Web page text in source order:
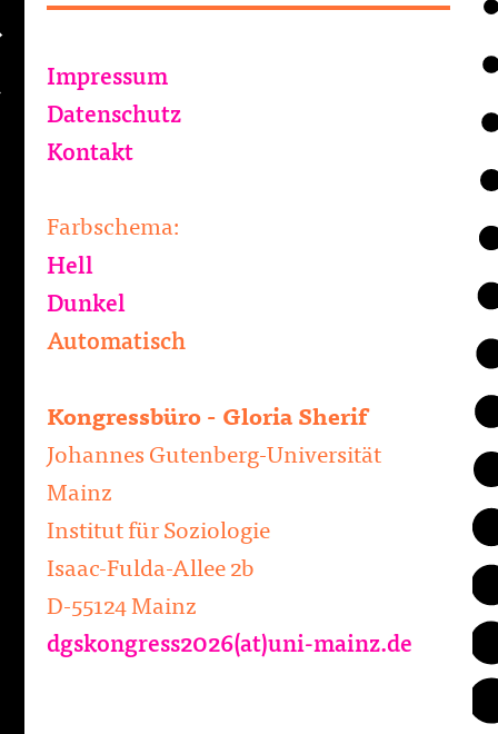
Impressum
Datenschutz
Kontakt
Farbschema:
Hell
Dunkel
Automatisch
Kongressbüro - Gloria Sherif
Johannes Gutenberg-Universität
Mainz
Institut für Soziologie
Isaac-Fulda-Allee 2b
D-55124 Mainz
dgskongress2026(at)uni-mainz.de